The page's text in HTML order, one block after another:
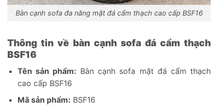
Bàn cạnh sofa đa năng mặt đá cẩm thạch cao cấp BSF16
Thông tin về bàn cạnh sofa đá cẩm thạch
BSF16
Tên sản phẩm: Bàn cạnh sofa mặt đá cẩm thạch
cao cấp BSF16
Mã sản phẩm: BSF16